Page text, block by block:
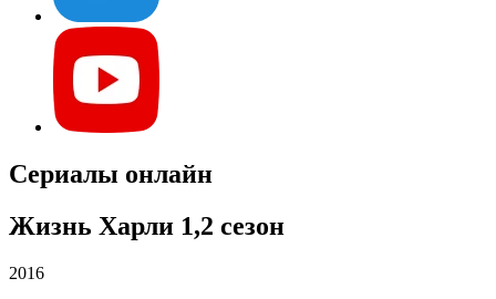
Сериалы онлайн
Жизнь Харли 1,2 сезон
2016